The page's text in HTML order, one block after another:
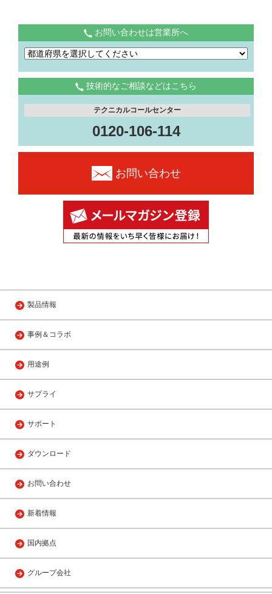
お問い合わせは営業所へ
技術的なご相談などはこちら
テクニカルコールセンター
0120-106-114
お問い合わせ
製品情報
事例＆コラボ
用途例
サプライ
サポート
ダウンロード
お問い合わせ
新着情報
国内拠点
グループ会社